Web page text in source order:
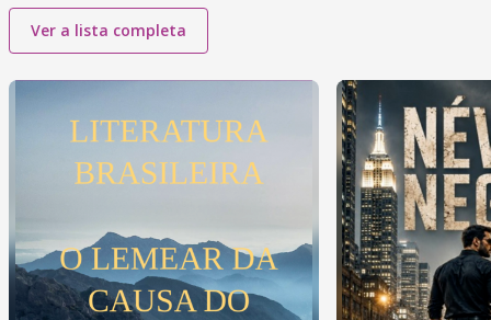
Ver a lista completa